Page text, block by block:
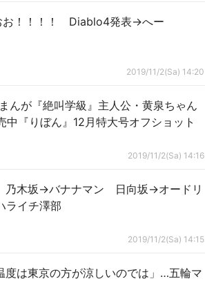
お！！！！ Diablo4発表→へー
2019/11/2(Sa) 14:20
んが『絶叫学級』主人公・黄泉ちゃん
『りぼん』12月特大号オフショット
2019/11/2(Sa) 14:16
木坂→バナナマン 日向坂→オードリ
イチ澤部
2019/11/2(Sa) 14:15
度は東京の方が涼しいのでは」…五輪マ